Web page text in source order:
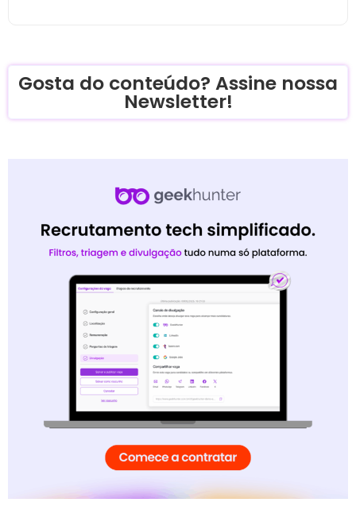
Gosta do conteúdo? Assine nossa
Newsletter!